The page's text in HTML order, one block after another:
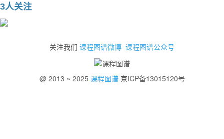
3人关注
关注我们 课程图谱微博 课程图谱公众号
@ 2013 ~ 2025 课程图谱京ICP备13015120号